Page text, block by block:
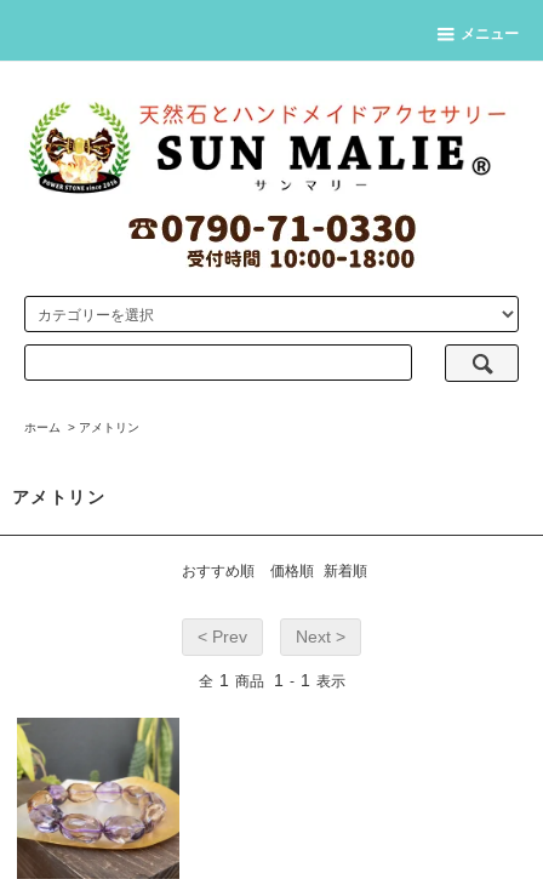
メニュー
ホーム > アメトリン
アメトリン
おすすめ順 価格順 新着順
< Prev Next >
全 1 商品 1 - 1 表示